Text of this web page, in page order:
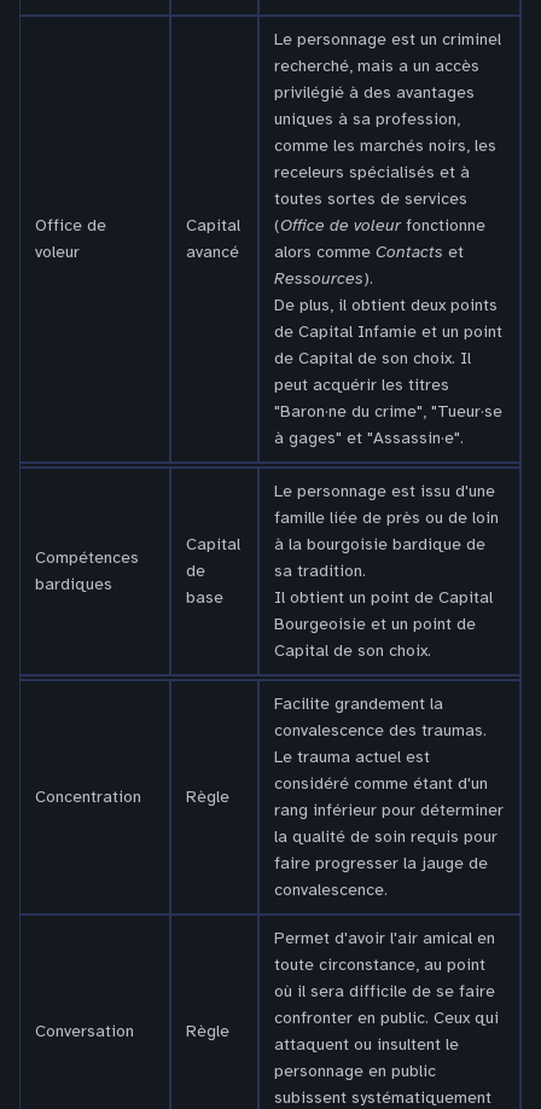
Office de
voleur
Capital
avancé
Le personnage est un criminel
recherché, mais a un accès
privilégié à des avantages
uniques à sa profession,
comme les marchés noirs, les
receleurs spécialisés et à
toutes sortes de services
(Office de voleurfonctionne
alors comme Contacts et
Ressources).
De plus, il obtient deux points
de Capital Infamie et un point
de Capital de son choix. Il
peut acquérir les titres
"Baron·ne du crime", "Tueur·se
à gages" et "Assassin·e".
Compétences
bardiques
Capital
de
base
Le personnage est issu d'une
famille liée de près ou de loin
à la bourgoisie bardique de
sa tradition.
Il obtient un point de Capital
Bourgeoisie et un point de
Capital de son choix.
Concentration Règle
Facilite grandement la
convalescence des traumas.
Le trauma actuel est
considéré comme étant d'un
rang inférieur pour déterminer
la qualité de soin requis pour
faire progresser la jauge de
convalescence.
Conversation Règle
Permet d'avoir l'air amical en
toute circonstance, au point
où il sera difficile de se faire
confronter en public. Ceux qui
attaquent ou insultent le
personnage en public
subissent systématiquement